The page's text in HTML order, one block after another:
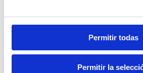
Permitir todas
Permitir la
¿Qué decisiones necesitan
como un sistema que conecta
decisiones, no como soluciones